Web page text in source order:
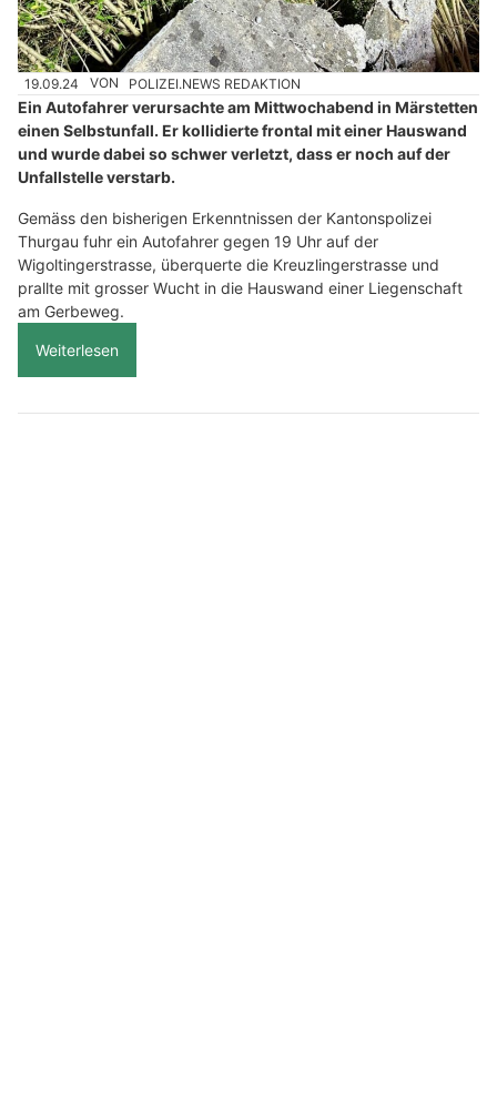
19.09.24 VON POLIZEI.NEWS REDAKTION
Ein Autofahrer verursachte am Mittwochabend in Märstetten
einen Selbstunfall. Er kollidierte frontal mit einer Hauswand
und wurde dabei so schwer verletzt, dass er noch auf der
Unfallstelle verstarb.
Gemäss den bisherigen Erkenntnissen der Kantonspolizei
Thurgau fuhr ein Autofahrer gegen 19 Uhr auf der
Wigoltingerstrasse, überquerte die Kreuzlingerstrasse und
prallte mit grosser Wucht in die Hauswand einer Liegenschaft
am Gerbeweg.
Weiterlesen